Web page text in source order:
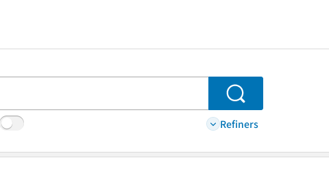
Search
Refiners